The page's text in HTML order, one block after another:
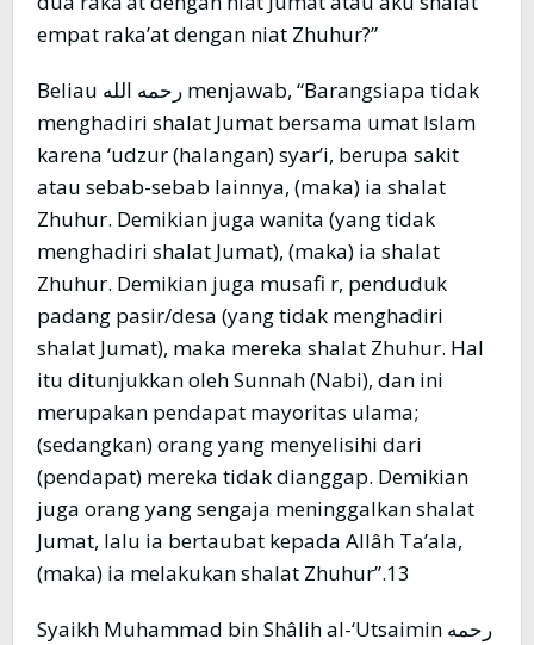
empat raka’at dengan niat Zhuhur?”
Beliau رحمه الله menjawab, “Barangsiapa tidak
menghadiri shalat Jumat bersama umat Islam
karena ‘udzur (halangan) syar’i, berupa sakit
atau sebab-sebab lainnya, (maka) ia shalat
Zhuhur. Demikian juga wanita (yang tidak
menghadiri shalat Jumat), (maka) ia shalat
Zhuhur. Demikian juga musafi r, penduduk
padang pasir/desa (yang tidak menghadiri
shalat Jumat), maka mereka shalat Zhuhur. Hal
itu ditunjukkan oleh Sunnah (Nabi), dan ini
merupakan pendapat mayoritas ulama;
(sedangkan) orang yang menyelisihi dari
(pendapat) mereka tidak dianggap. Demikian
juga orang yang sengaja meninggalkan shalat
Jumat, lalu ia bertaubat kepada Allâh Ta’ala,
(maka) ia melakukan shalat Zhuhur”.13
Syaikh Muhammad bin Shâlih al-‘Utsaimin رحمه